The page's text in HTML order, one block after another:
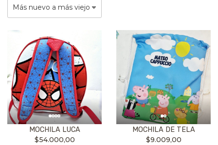
MOCHILA LUCA
$54.000,00
MOCHILA DE TELA
$9.009,00